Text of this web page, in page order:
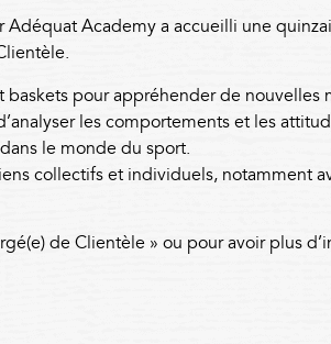
Academy a accueilli une
.
pour appréhender de nouvelles
les comportements et les
le monde du sport.
collectifs et individuels, notamment
de Clientèle » ou pour avoir plus